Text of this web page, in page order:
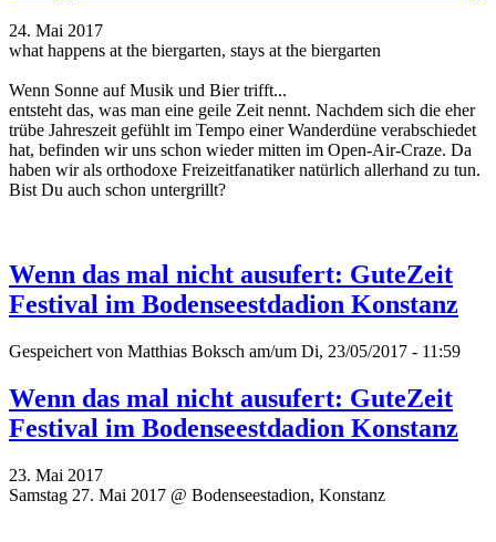
24. Mai 2017
what happens at the biergarten, stays at the biergarten
Wenn Sonne auf Musik und Bier trifft...
entsteht das, was man eine geile Zeit nennt. Nachdem sich die eher
trübe Jahreszeit gefühlt im Tempo einer Wanderdüne verabschiedet
hat, befinden wir uns schon wieder mitten im Open-Air-Craze. Da
haben wir als orthodoxe Freizeitfanatiker natürlich allerhand zu tun.
Bist Du auch schon untergrillt?
Wenn das mal nicht ausufert: GuteZeit
Festival im Bodenseestdadion Konstanz
Gespeichert von Matthias Boksch am/um Di, 23/05/2017 - 11:59
Wenn das mal nicht ausufert: GuteZeit
Festival im Bodenseestdadion Konstanz
23. Mai 2017
Samstag 27. Mai 2017 @ Bodenseestadion, Konstanz